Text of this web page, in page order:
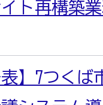
ト再構築
表】7つく